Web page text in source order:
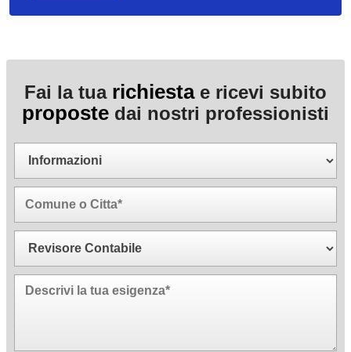
Fai la tua richiestae ricevi subito
proposte dai nostri professionisti